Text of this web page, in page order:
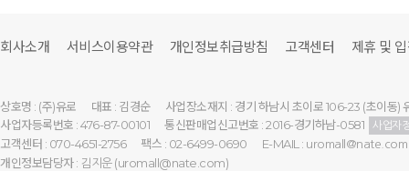
회사소개 서비스이용약관 개인정보취급방침 고객센터 제휴 및
상호명 : (주)유로 대표 : 김경순
사업장소재지 : 경기 하남시 초이로 106-23 (초이동)
사업자등록번호 : 476-87-00101
통신판매업신고번호 : 2016-경기하남-0581 사업자
고객센터 : 070-4651-2756 팩스 : 02-6499-0690 E-MAIL : uromall@nate.com
개인정보담당자 : 김지운(uromall@nate.com)